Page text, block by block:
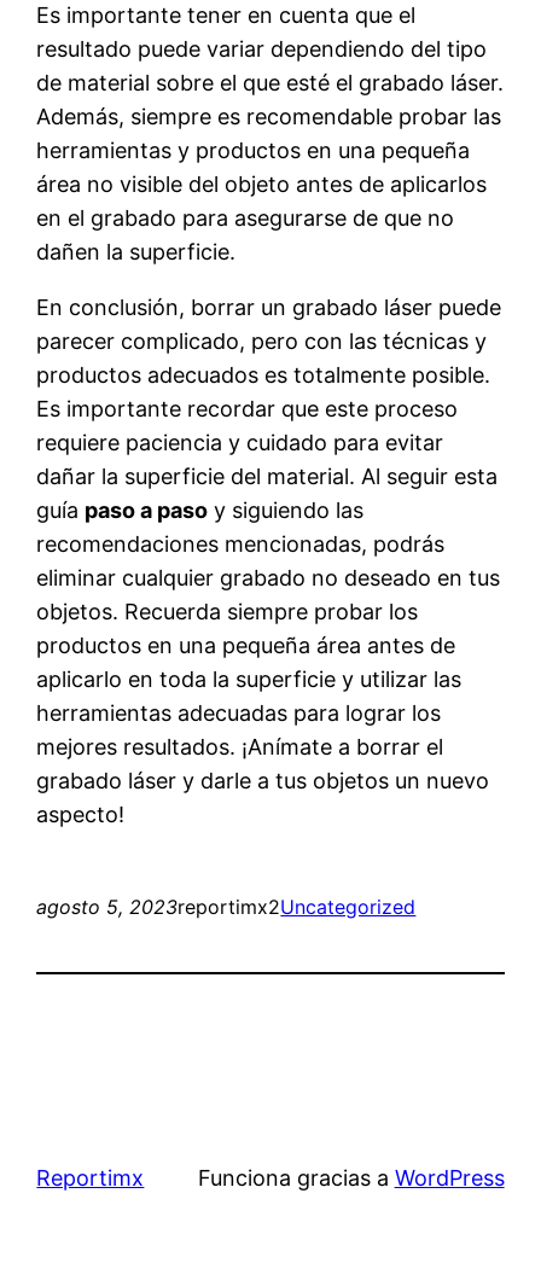
Es importante tener en cuenta que el
resultado puede variar dependiendo del tipo
de material sobre el que esté el grabado láser.
Además, siempre es recomendable probar las
herramientas y productos en una pequeña
área no visible del objeto antes de aplicarlos
en el grabado para asegurarse de que no
dañen la superficie.
En conclusión, borrar un grabado láser puede
parecer complicado, pero con las técnicas y
productos adecuados es totalmente posible.
Es importante recordar que este proceso
requiere paciencia y cuidado para evitar
dañar la superficie del material. Al seguir esta
guía paso a paso y siguiendo las
recomendaciones mencionadas, podrás
eliminar cualquier grabado no deseado en tus
objetos. Recuerda siempre probar los
productos en una pequeña área antes de
aplicarlo en toda la superficie y utilizar las
herramientas adecuadas para lograr los
mejores resultados. ¡Anímate a borrar el
grabado láser y darle a tus objetos un nuevo
aspecto!
agosto 5, 2023reportimx2Uncategorized
Reportimx Funciona gracias a WordPress